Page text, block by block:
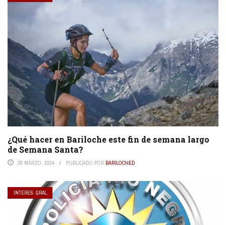
¿Qué hacer en Bariloche este fin de semana largo
de Semana Santa?
28 MARZO, 2024 PUBLICADO POR BARILOCHED
INTERES. GRAL.